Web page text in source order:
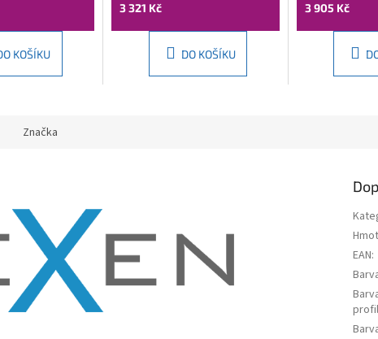
KOŠÍKU
25x25 cm, chromová,
3 321 Kč
DO KOŠÍKU
3 905 Kč
Značka
EAN: